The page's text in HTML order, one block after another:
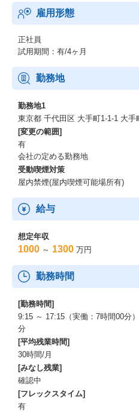
雇用形態
正社員
試用期間：有/4ヶ月
勤務地
勤務地1
東京都 千代田区 大手町1-1-1 大
[変更の範囲]
有
会社の定める勤務地
受動喫煙対策
屋内禁煙(屋内喫煙可能場所有)
給与
想定年収
1000 ～ 1300 万円
勤務時間
[勤務時間]
9:15 ～ 17:15（実働：7時間00分
分
[平均残業時間]
30時間/月
[みなし残業]
確認中
[フレックスタイム]
有